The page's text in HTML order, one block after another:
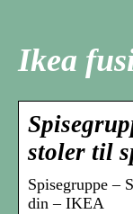
Ikea
stoler til
Spisegruppe –
din – IKEA